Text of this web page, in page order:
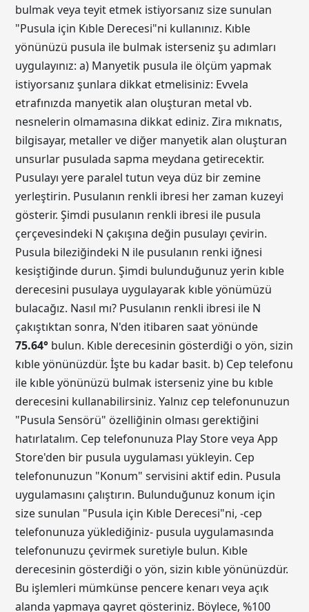
bulmak veya teyit etmek istiyorsanız size sunulan
"Pusula için Kıble Derecesi"ni kullanınız. Kıble
yönünüzü pusula ile bulmak isterseniz şu adımları
uygulayınız: a) Manyetik pusula ile ölçüm yapmak
istiyorsanız şunlara dikkat etmelisiniz: Evvela
etrafınızda manyetik alan oluşturan metal vb.
nesnelerin olmamasına dikkat ediniz. Zira mıknatıs,
bilgisayar, metaller ve diğer manyetik alan oluşturan
unsurlar pusulada sapma meydana getirecektir.
Pusulayı yere paralel tutun veya düz bir zemine
yerleştirin. Pusulanın renkli ibresi her zaman kuzeyi
gösterir. Şimdi pusulanın renkli ibresi ile pusula
çerçevesindeki N çakışına değin pusulayı çevirin.
Pusula bileziğindeki N ile pusulanın renki iğnesi
kesiştiğinde durun. Şimdi bulunduğunuz yerin kıble
derecesini pusulaya uygulayarak kıble yönümüzü
bulacağız. Nasıl mı? Pusulanın renkli ibresi ile N
çakıştıktan sonra, N'den itibaren saat yönünde
75.64° bulun. Kıble derecesinin gösterdiği o yön, sizin
kıble yönünüzdür. İşte bu kadar basit. b) Cep telefonu
ile kıble yönünüzü bulmak isterseniz yine bu kıble
derecesini kullanabilirsiniz. Yalnız cep telefonunuzun
"Pusula Sensörü" özelliğinin olması gerektiğini
hatırlatalım. Cep telefonunuza Play Store veya App
Store'den bir pusula uygulaması yükleyin. Cep
telefonunuzun "Konum" servisini aktif edin. Pusula
uygulamasını çalıştırın. Bulunduğunuz konum için
size sunulan "Pusula için Kıble Derecesi"ni, -cep
telefonunuza yüklediğiniz- pusula uygulamasında
telefonunuzu çevirmek suretiyle bulun. Kıble
derecesinin gösterdiği o yön, sizin kıble yönünüzdür.
Bu işlemleri mümkünse pencere kenarı veya açık
alanda yapmaya gayret gösteriniz. Böylece, %100